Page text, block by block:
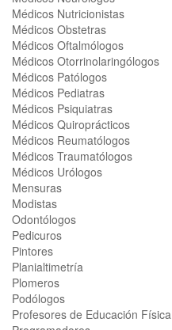
Médicos Nutricionistas
Médicos Obstetras
Médicos Oftalmólogos
Médicos Otorrinolaringólogos
Médicos Patólogos
Médicos Pediatras
Médicos Psiquiatras
Médicos Quiroprácticos
Médicos Reumatólogos
Médicos Traumatólogos
Médicos Urólogos
Mensuras
Modistas
Odontólogos
Pedicuros
Pintores
Planialtimetría
Plomeros
Podólogos
Profesores de Educación Física